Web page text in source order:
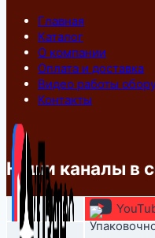
Главная
Каталог
О компании
Оплата и доставка
Видео работы
Контакты
Наши каналы в